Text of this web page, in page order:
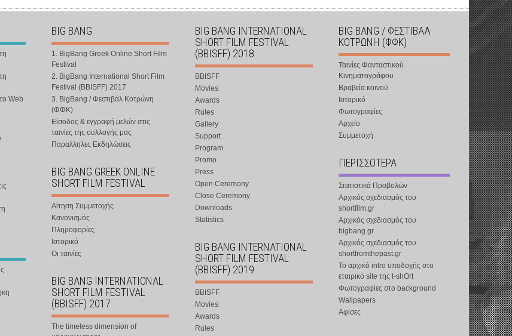
Web
BIG BANG
1. BigBang Greek Online Short Film
Festival
2. BigBang International Short Film
Festival (BBISFF) 2017
3. BigBang / Φεστιβάλ Κοτρώνη
(ΦΦΚ)
Είσοδος & εγγραφή μελών στις
ταινίες της συλλογής μας
Παραλληλες Εκδηλώσεις
BIG BANG GREEK ONLINE
SHORT FILM FESTIVAL
Αίτηση Συμμετοχής
Κανονισμός
Πληροφορίες
Ιστορικό
Οι ταινίες
BIG BANG INTERNATIONAL
SHORT FILM FESTIVAL
(BBISFF) 2017
The timeless dimension of
BIG BANG INTERNATIONAL
SHORT FILM FESTIVAL
(BBISFF) 2018
BBISFF
Movies
Awards
Rules
Gallery
Support
Program
Promo
Press
Open Ceremony
Close Ceremony
Downloads
Statistics
BIG BANG INTERNATIONAL
SHORT FILM FESTIVAL
(BBISFF) 2019
BBISFF
Movies
Awards
Rules
BIG BANG / ΦΕΣΤΙΒΑΛ
ΚΟΤΡΩΝΗ (ΦΦΚ)
Ταινίες Φανταστικού
Κινηματογράφου
Βραβεία κοινού
Ιστορικό
Φωτογραφίες
Αρχείο
Συμμετοχή
ΠΕΡΙΣΣΟΤΕΡΑ
Στατιστικά Προβολών
Αρχικός σχεδιασμός του
shortfilm.gr
Αρχικός σχεδιασμός του
bigbang.gr
Αρχικός σχεδιασμός του
shortfromthepast.gr
Το αρχικό intro υποδοχής στο
εταιρικό site της t-shOrt
Φωτογραφίες στο background
Wallpapers
Αφίσες